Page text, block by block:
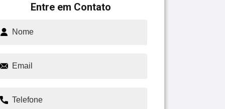
Entre em Contato